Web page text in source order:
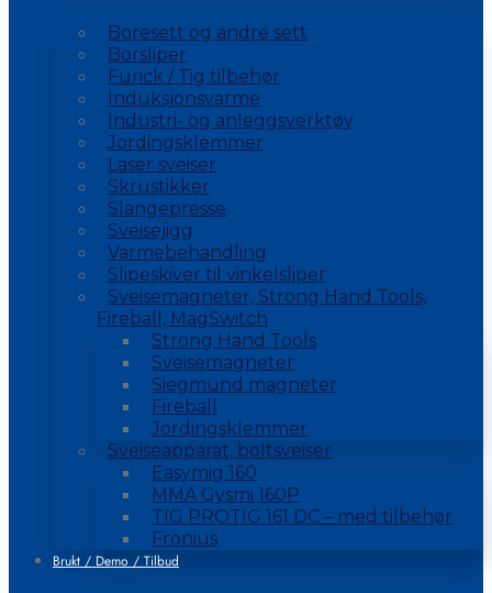
Boresett og andre sett
Borsliper
Furick / Tig tilbehør
Induksjonsvarme
Industri- og anleggsverktøy
Jordingsklemmer
Laser sveiser
Skrustikker
Slangepresse
Sveisejigg
Varmebehandling
Slipeskiver til vinkelsliper
Sveisemagneter, Strong Hand Tools,
Fireball, MagSwitch
Strong Hand Tools
Sveisemagneter
Siegmund magneter
Fireball
Jordingsklemmer
Sveiseapparat, boltsveiser
Easymig 160
MMA Gysmi 160P
TIG PROTIG 161 DC – med tilbehør
Fronius
Brukt / Demo / Tilbud